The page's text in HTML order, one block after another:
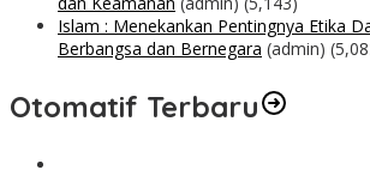
Islam : Menekankan Pentingnya Etika
Berbangsa dan Bernegara (admin)
Otomatif Terbaru